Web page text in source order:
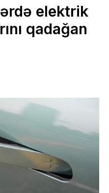
elektrik
qadağan